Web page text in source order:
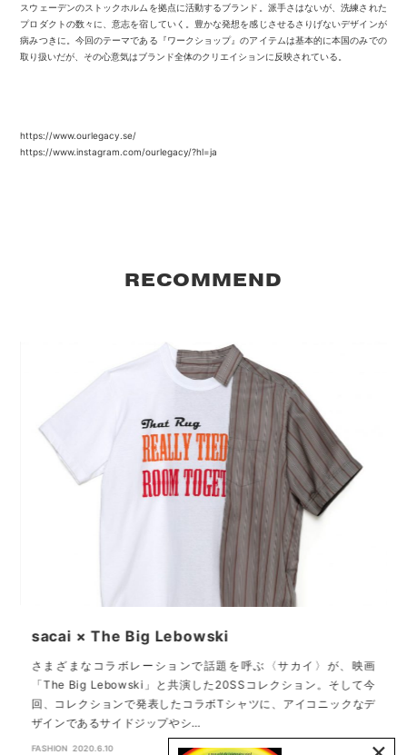
スウェーデンのストックホルムを拠点に活動するブランド。派手さはないが、洗練された
プロダクトの数々に、意志を宿していく。豊かな発想を感じさせるさりげないデザインが
病みつきに。今回のテーマである『ワークショップ』のアイテムは基本的に本国のみでの
取り扱いだが、その心意気はブランド全体のクリエイションに反映されている。
https://www.ourlegacy.se/
https://www.instagram.com/ourlegacy/?hl=ja
RECOMMEND
sacai × The Big Lebowski
さまざまなコラボレーションで話題を呼ぶ〈サカイ〉が、映画
「The Big Lebowski」と共演した20SSコレクション。そして今
回、コレクションで発表したコラボTシャツに、アイコニックなデ
ザインであるサイドジップやシ…
FASHION 2020.6.10